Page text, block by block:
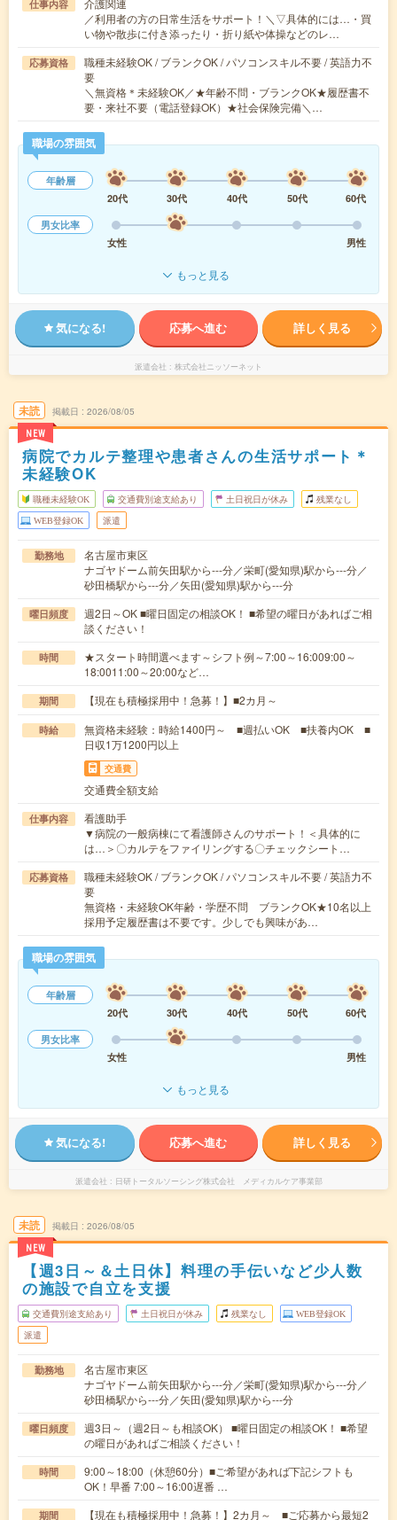
仕事内容
介護関連
／利用者の方の日常生活をサポート！＼▽具体的には…・買
い物や散歩に付き添ったり・折り紙や体操などのレ…
応募資格
職種未経験OK / ブランクOK / パソコンスキル不要 / 英語力不
要
＼無資格＊未経験OK／★年齢不問・ブランクOK★履歴書不
要・来社不要（電話登録OK）★社会保険完備＼…
職場の雰囲気
年齢層
20代
30代 40代 50代
60代
男女比率
女性
男性
もっと見る
気になる! 応募へ進む 詳しく見る
派遣会社 株式会社ニッソーネット
未読
NEW
掲載日 2026/08/05
病院でカルテ整理や患者さんの生活サポート＊
未経験OK
職種未経験OK 交通費別途支給あり 土日祝日が休み 残業なし
WEB登録OK 派遣
勤務地
名古屋市東区
ナゴヤドーム前矢田駅から---分／栄町(愛知県)駅から---分／
砂田橋駅から---分／矢田(愛知県)駅から---分
曜日頻度
週2日～OK ■曜日固定の相談OK！ ■希望の曜日があればご相
談ください！
時間
★スタート時間選べます～シフト例～7:00～16:009:00～
18:0011:00～20:00など…
期間 【現在も積極採用中！急募！】■2カ月～
時給
無資格未経験：時給1400円～ ■週払いOK ■扶養内OK ■
日収1万1200円以上
交通費
交通費全額支給
仕事内容
看護助手
▼病院の一般病棟にて看護師さんのサポート！＜具体的に
は…＞〇カルテをファイリングする〇チェックシート…
応募資格
職種未経験OK / ブランクOK / パソコンスキル不要 / 英語力不
要
無資格・未経験OK年齢・学歴不問 ブランクOK★10名以上
採用予定履歴書は不要です。少しでも興味があ…
職場の雰囲気
年齢層
20代
30代 40代 50代
60代
男女比率
女性
男性
もっと見る
気になる! 応募へ進む 詳しく見る
派遣会社 日研トータルソーシング株式会社 メディカルケア事業部
未読
NEW
掲載日 2026/08/05
【週3日～＆土日休】料理の手伝いなど少人数
の施設で自立を支援
交通費別途支給あり 土日祝日が休み 残業なし WEB登録OK
派遣
勤務地
名古屋市東区
ナゴヤドーム前矢田駅から---分／栄町(愛知県)駅から---分／
砂田橋駅から---分／矢田(愛知県)駅から---分
曜日頻度
週3日～（週2日～も相談OK） ■曜日固定の相談OK！ ■希望
の曜日があればご相談ください！
時間
9:00～18:00（休憩60分）■ご希望があれば下記シフトも
OK！早番 7:00～16:00遅番 …
期間
【現在も積極採用中！急募！】2カ月～ ■ご応募から最短2